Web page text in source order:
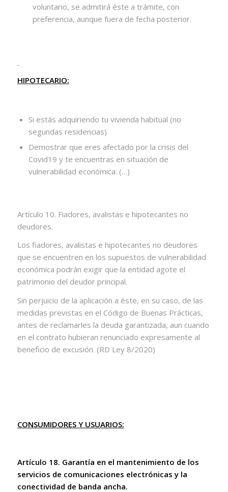
voluntario, se admitirá éste a trámite, con
preferencia, aunque fuera de fecha posterior.
HIPOTECARIO:
Si estás adquiriendo tu vivienda habitual (no
segundas residencias)
Demostrar que eres afectado por la crisis del
Covid19 y te encuentras en situación de
vulnerabilidad económica: (…)
Artículo 10. Fiadores, avalistas e hipotecantes no
deudores.
Los fiadores, avalistas e hipotecantes no deudores
que se encuentren en los supuestos de vulnerabilidad
económica podrán exigir que la entidad agote el
patrimonio del deudor principal.
Sin perjuicio de la aplicación a éste, en su caso, de las
medidas previstas en el Código de Buenas Prácticas,
antes de reclamarles la deuda garantizada, aun cuando
en el contrato hubieran renunciado expresamente al
beneficio de excusión. (RD Ley 8/2020)
CONSUMIDORES Y USUARIOS:
Artículo 18. Garantía en el mantenimiento de los
servicios de comunicaciones electrónicas y la
conectividad de banda ancha.